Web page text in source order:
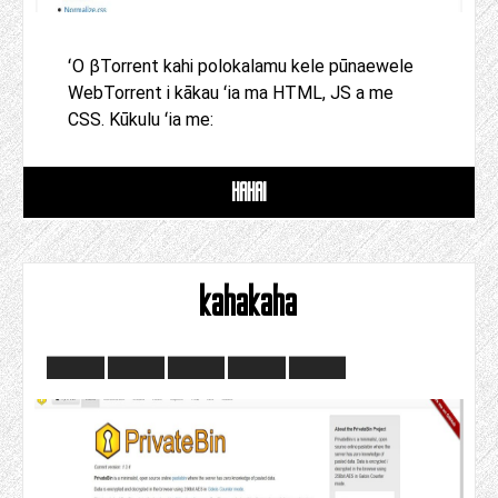
ʻO βTorrent kahi polokalamu kele pūnaewele
WebTorrent i kākau ʻia ma HTML, JS a me
CSS. Kūkulu ʻia me:
HAHAI
kahakaha